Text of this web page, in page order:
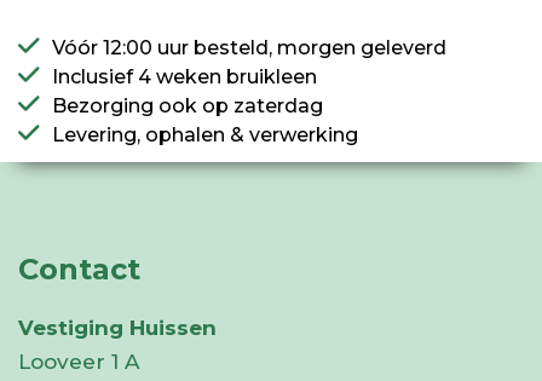
Vóór 12:00 uur besteld, morgen geleverd
Inclusief 4 weken bruikleen
Bezorging ook op zaterdag
Levering, ophalen & verwerking
Contact
Vestiging Huissen
Looveer 1 A